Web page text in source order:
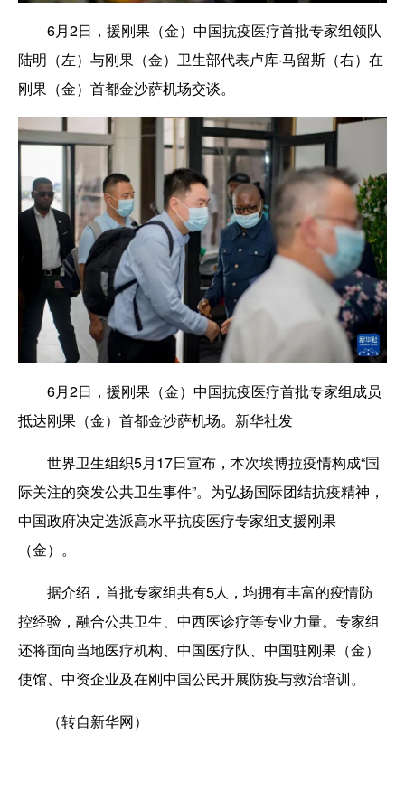
6月2日，援刚果（金）中国抗疫医疗首批专家组领队
陆明（左）与刚果（金）卫生部代表卢库·马留斯（右）在
刚果（金）首都金沙萨机场交谈。
6月2日，援刚果（金）中国抗疫医疗首批专家组成员
抵达刚果（金）首都金沙萨机场。新华社发
世界卫生组织5月17日宣布，本次埃博拉疫情构成“国
际关注的突发公共卫生事件”。为弘扬国际团结抗疫精神，
中国政府决定选派高水平抗疫医疗专家组支援刚果
（金）。
据介绍，首批专家组共有5人，均拥有丰富的疫情防
控经验，融合公共卫生、中西医诊疗等专业力量。专家组
还将面向当地医疗机构、中国医疗队、中国驻刚果（金）
使馆、中资企业及在刚中国公民开展防疫与救治培训。
（转自新华网）